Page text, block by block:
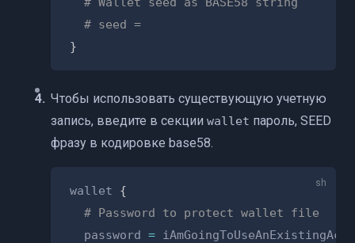
# seed =
}
Чтобы использовать существующую учетную
запись, введите в секции wallet пароль, SEED
фразу в кодировке base58.
wallet {
# Password to protect wallet file
  password
=